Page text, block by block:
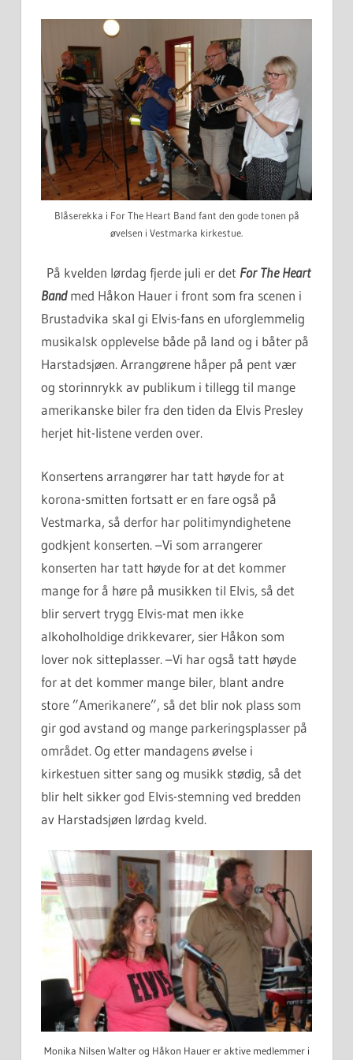
Blåserekka i For The Heart Band fant den gode tonen på
øvelsen i Vestmarka kirkestue.
På kvelden lørdag fjerde juli er det For The Heart
Bandmed Håkon Hauer i front som fra scenen i
Brustadvika skal gi Elvis-fans en uforglemmelig
musikalsk opplevelse både på land og i båter på
Harstadsjøen. Arrangørene håper på pent vær
og storinnrykk av publikum i tillegg til mange
amerikanske biler fra den tiden da Elvis Presley
herjet hit-listene verden over.
Konsertens arrangører har tatt høyde for at
korona-smitten fortsatt er en fare også på
Vestmarka, så derfor har politimyndighetene
godkjent konserten. –Vi som arrangerer
konserten har tatt høyde for at det kommer
mange for å høre på musikken til Elvis, så det
blir servert trygg Elvis-mat men ikke
alkoholholdige drikkevarer, sier Håkon som
lover nok sitteplasser. –Vi har også tatt høyde
for at det kommer mange biler, blant andre
store ”Amerikanere”, så det blir nok plass som
gir god avstand og mange parkeringsplasser på
området. Og etter mandagens øvelse i
kirkestuen sitter sang og musikk stødig, så det
blir helt sikker god Elvis-stemning ved bredden
av Harstadsjøen lørdag kveld.
Monika Nilsen Walter og Håkon Hauer er aktive medlemmer i